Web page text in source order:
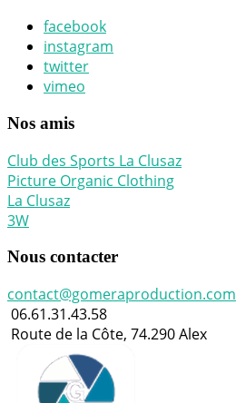
facebook
instagram
twitter
vimeo
Nos amis
Club des Sports La Clusaz
Picture Organic Clothing
La Clusaz
3W
Nous contacter
contact@gomeraproduction.com
06.61.31.43.58
Route de la Côte, 74.290 Alex